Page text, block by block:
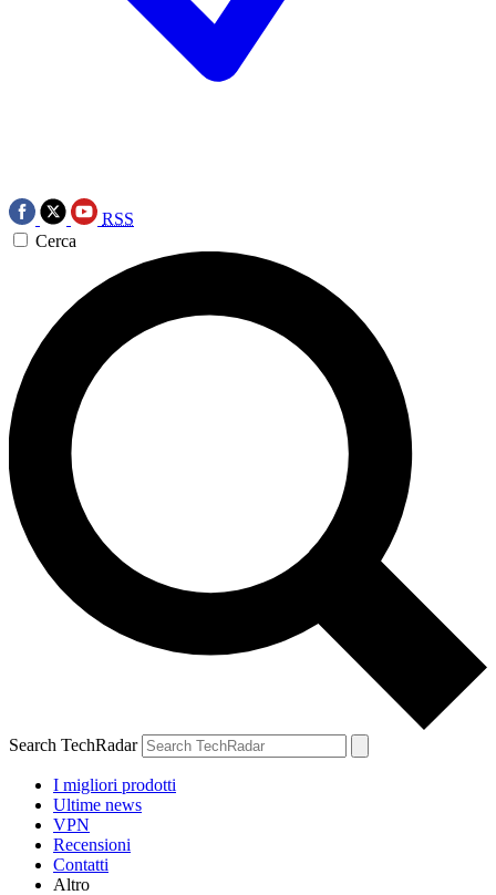
RSS
Cerca
Search TechRadar
I migliori prodotti
Ultime news
VPN
Recensioni
Contatti
Altro